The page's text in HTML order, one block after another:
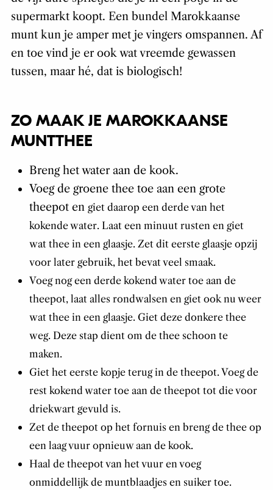
supermarkt koopt. Een bundel Marokkaanse
munt kun je amper met je vingers omspannen. Af
en toe vind je er ook wat vreemde gewassen
tussen, maar hé, dat is biologisch!
ZO MAAK JE MAROKKAANSE
MUNTTHEE
Breng het water aan de kook.
Voeg de groene thee toe aan een grote
theepot en giet daarop een derde van het
kokende water. Laat een minuut rusten en giet
wat thee in een glaasje. Zet dit eerste glaasje opzij
voor later gebruik, het bevat veel smaak.
Voeg nog een derde kokend water toe aan de
theepot, laat alles rondwalsen en giet ook nu weer
wat thee in een glaasje. Giet deze donkere thee
weg. Deze stap dient om de thee schoon te
maken.
Giet het eerste kopje terug in de theepot. Voeg de
rest kokend water toe aan de theepot tot die voor
driekwart gevuld is.
Zet de theepot op het fornuis en breng de thee op
een laag vuur opnieuw aan de kook.
Haal de theepot van het vuur en voeg
onmiddellijk de muntblaadjes en suiker toe.